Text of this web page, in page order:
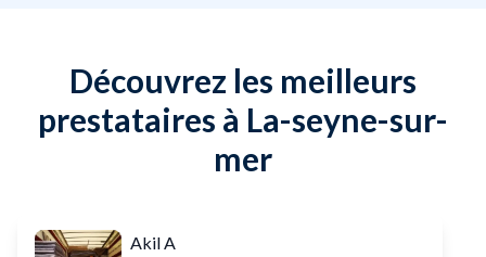
Découvrez les meilleurs
prestataires à La-seyne-sur-
mer
Akil A